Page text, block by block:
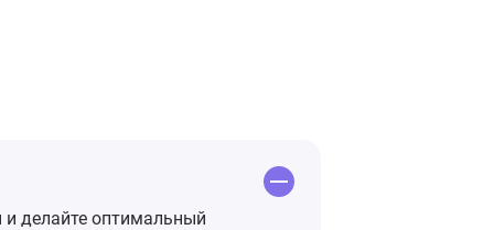
и делайте оптимальный